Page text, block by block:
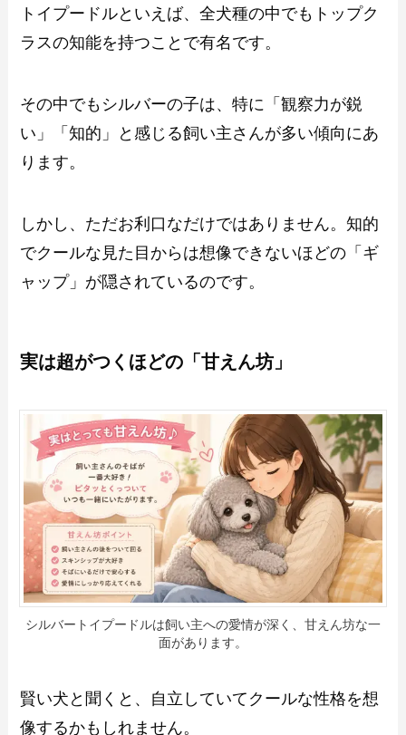
トイプードルといえば、全犬種の中でもトップク
ラスの知能を持つことで有名です。
その中でもシルバーの子は、特に「観察力が鋭
い」「知的」と感じる飼い主さんが多い傾向にあ
ります。
しかし、ただお利口なだけではありません。知的
でクールな見た目からは想像できないほどの「ギ
ャップ」が隠されているのです。
実は超がつくほどの「甘えん坊」
シルバートイプードルは飼い主への愛情が深く、甘えん坊な一
面があります。
賢い犬と聞くと、自立していてクールな性格を想
像するかもしれません。